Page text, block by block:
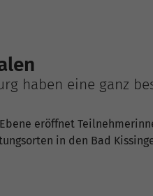
haben eine ganz
eröffnet
in den Bad